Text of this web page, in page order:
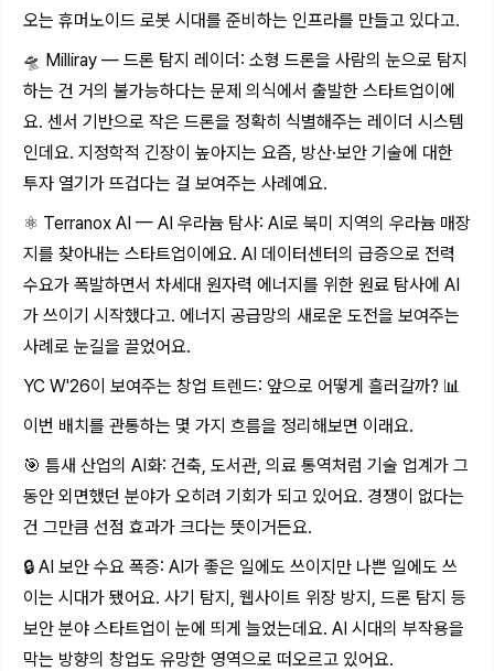
오는 휴머노이드 로봇 시대를 준비하는 인프라를 만들고 있다고.
🛸 Milliray — 드론 탐지 레이더: 소형 드론을 사람의 눈으로 탐지
하는 건 거의 불가능하다는 문제 의식에서 출발한 스타트업이에
요. 센서 기반으로 작은 드론을 정확히 식별해주는 레이더 시스템
인데요. 지정학적 긴장이 높아지는 요즘, 방산·보안 기술에 대한
투자 열기가 뜨겁다는 걸 보여주는 사례예요.
⚛️ Terranox AI — AI 우라늄 탐사: AI로 북미 지역의 우라늄 매장
지를 찾아내는 스타트업이에요. AI 데이터센터의 급증으로 전력
수요가 폭발하면서 차세대 원자력 에너지를 위한 원료 탐사에 AI
가 쓰이기 시작했다고. 에너지 공급망의 새로운 도전을 보여주는
사례로 눈길을 끌었어요.
YC W'26이 보여주는 창업 트렌드: 앞으로 어떻게 흘러갈까? 📊
이번 배치를 관통하는 몇 가지 흐름을 정리해보면 이래요.
🎯 틈새 산업의 AI화: 건축, 도서관, 의료 통역처럼 기술 업계가 그
동안 외면했던 분야가 오히려 기회가 되고 있어요. 경쟁이 없다는
건 그만큼 선점 효과가 크다는 뜻이거든요.
🔒 AI 보안 수요 폭증: AI가 좋은 일에도 쓰이지만 나쁜 일에도 쓰
이는 시대가 됐어요. 사기 탐지, 웹사이트 위장 방지, 드론 탐지 등
보안 분야 스타트업이 눈에 띄게 늘었는데요. AI 시대의 부작용을
막는 방향의 창업도 유망한 영역으로 떠오르고 있어요.